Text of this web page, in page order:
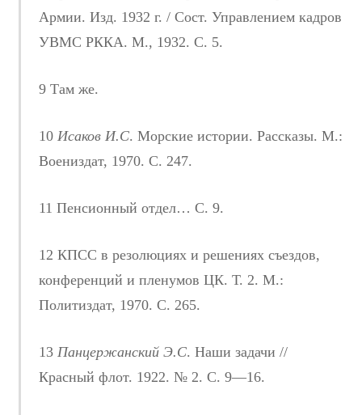
Армии. Изд. 1932 г. / Сост. Управлением кадров
УВМС РККА. М., 1932. С. 5.
9 Там же.
10 Исаков И.С. Морские истории. Рассказы. М.:
Воениздат, 1970. С. 247.
11 Пенсионный отдел… С. 9.
12 КПСС в резолюциях и решениях съездов,
конференций и пленумов ЦК. Т. 2. М.:
Политиздат, 1970. С. 265.
13 Панцержанский Э.С. Наши задачи //
Красный флот. 1922. № 2. С. 9—16.